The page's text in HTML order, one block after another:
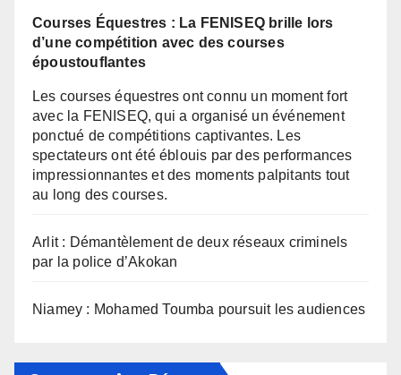
Courses Équestres : La FENISEQ brille lors
d’une compétition avec des courses
époustouflantes
Les courses équestres ont connu un moment fort
avec la FENISEQ, qui a organisé un événement
ponctué de compétitions captivantes. Les
spectateurs ont été éblouis par des performances
impressionnantes et des moments palpitants tout
au long des courses.
Arlit : Démantèlement de deux réseaux criminels
par la police d’Akokan
Niamey : Mohamed Toumba poursuit les audiences